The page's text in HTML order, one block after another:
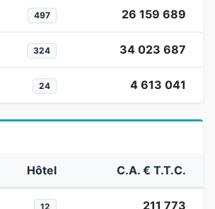
497 26 159 689
324 34 023 687
24 4 613 041
Hôtel C.A. € T.T.C.
12 211 773